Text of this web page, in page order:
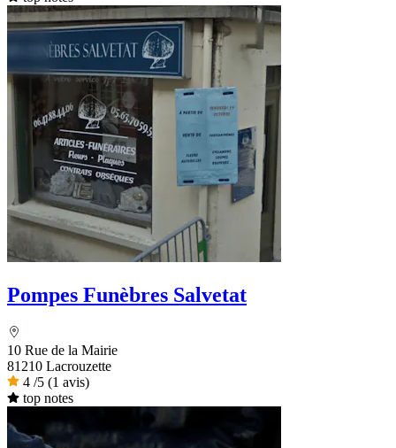
Pompes Funèbres Salvetat
10 Rue de la Mairie
81210 Lacrouzette
4 /5 (1 avis)
top notes